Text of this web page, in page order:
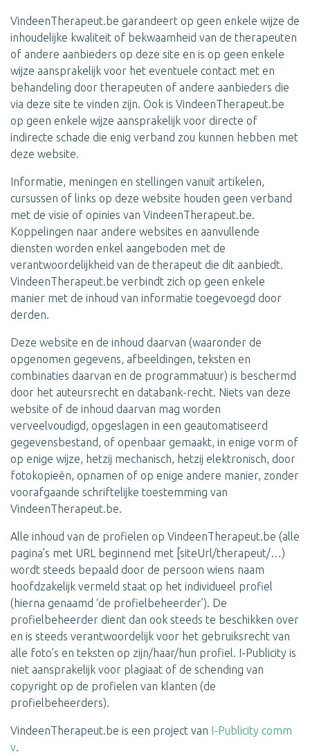
VindeenTherapeut.be garandeert op geen enkele wijze de
inhoudelijke kwaliteit of bekwaamheid van de therapeuten
of andere aanbieders op deze site en is op geen enkele
wijze aansprakelijk voor het eventuele contact met en
behandeling door therapeuten of andere aanbieders die
via deze site te vinden zijn. Ook is VindeenTherapeut.be
op geen enkele wijze aansprakelijk voor directe of
indirecte schade die enig verband zou kunnen hebben met
deze website.
Informatie, meningen en stellingen vanuit artikelen,
cursussen of links op deze website houden geen verband
met de visie of opinies van VindeenTherapeut.be.
Koppelingen naar andere websites en aanvullende
diensten worden enkel aangeboden met de
verantwoordelijkheid van de therapeut die dit aanbiedt.
VindeenTherapeut.be verbindt zich op geen enkele
manier met de inhoud van informatie toegevoegd door
derden.
Deze website en de inhoud daarvan (waaronder de
opgenomen gegevens, afbeeldingen, teksten en
combinaties daarvan en de programmatuur) is beschermd
door het auteursrecht en databank-recht. Niets van deze
website of de inhoud daarvan mag worden
verveelvoudigd, opgeslagen in een geautomatiseerd
gegevensbestand, of openbaar gemaakt, in enige vorm of
op enige wijze, hetzij mechanisch, hetzij elektronisch, door
fotokopieën, opnamen of op enige andere manier, zonder
voorafgaande schriftelijke toestemming van
VindeenTherapeut.be.
Alle inhoud van de profielen op VindeenTherapeut.be (alle
pagina’s met URL beginnend met [siteUrl/therapeut/…)
wordt steeds bepaald door de persoon wiens naam
hoofdzakelijk vermeld staat op het individueel profiel
(hierna genaamd ‘de profielbeheerder’). De
profielbeheerder dient dan ook steeds te beschikken over
en is steeds verantwoordelijk voor het gebruiksrecht van
alle foto’s en teksten op zijn/haar/hun profiel. I-Publicity is
niet aansprakelijk voor plagiaat of de schending van
copyright op de profielen van klanten (de
profielbeheerders).
VindeenTherapeut.be is een project van I-Publicity comm
v.